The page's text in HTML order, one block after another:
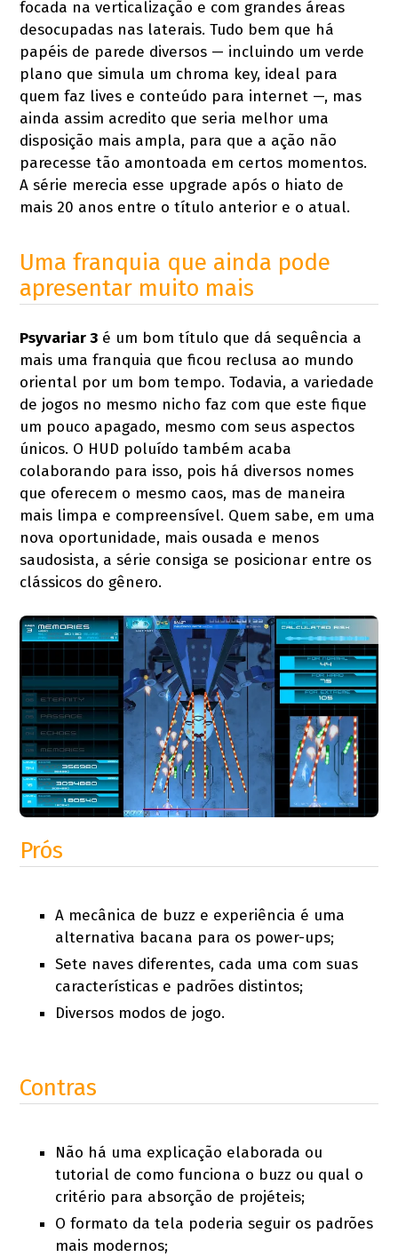
focada na verticalização e com grandes áreas
desocupadas nas laterais. Tudo bem que há
papéis de parede diversos — incluindo um verde
plano que simula um chroma key, ideal para
quem faz lives e conteúdo para internet —, mas
ainda assim acredito que seria melhor uma
disposição mais ampla, para que a ação não
parecesse tão amontoada em certos momentos.
A série merecia esse upgrade após o hiato de
mais 20 anos entre o título anterior e o atual.
Uma franquia que ainda pode
apresentar muito mais
Psyvariar 3 é um bom título que dá sequência a
mais uma franquia que ficou reclusa ao mundo
oriental por um bom tempo. Todavia, a variedade
de jogos no mesmo nicho faz com que este fique
um pouco apagado, mesmo com seus aspectos
únicos. O HUD poluído também acaba
colaborando para isso, pois há diversos nomes
que oferecem o mesmo caos, mas de maneira
mais limpa e compreensível. Quem sabe, em uma
nova oportunidade, mais ousada e menos
saudosista, a série consiga se posicionar entre os
clássicos do gênero.
Prós
A mecânica de buzz e experiência é uma
alternativa bacana para os power-ups;
Sete naves diferentes, cada uma com suas
características e padrões distintos;
Diversos modos de jogo.
Contras
Não há uma explicação elaborada ou
tutorial de como funciona o buzz ou qual o
critério para absorção de projéteis;
O formato da tela poderia seguir os padrões
mais modernos;